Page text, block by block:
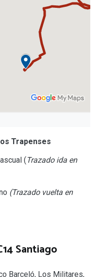
Trapenses
( Trazado ida en
(Trazado vuelta en
Santiago
Barceló, Los Militares,